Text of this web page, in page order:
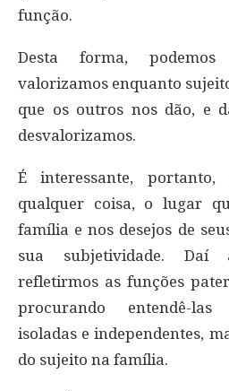
função.
Desta forma,
valorizamos enquanto
que os outros nos dão, e
desvalorizamos.
É interessante, portanto,
qualquer coisa, o lugar
família e nos desejos de
sua subjetividade.
refletirmos as funções
procurando entendê-
isoladas e independentes,
do sujeito na família.